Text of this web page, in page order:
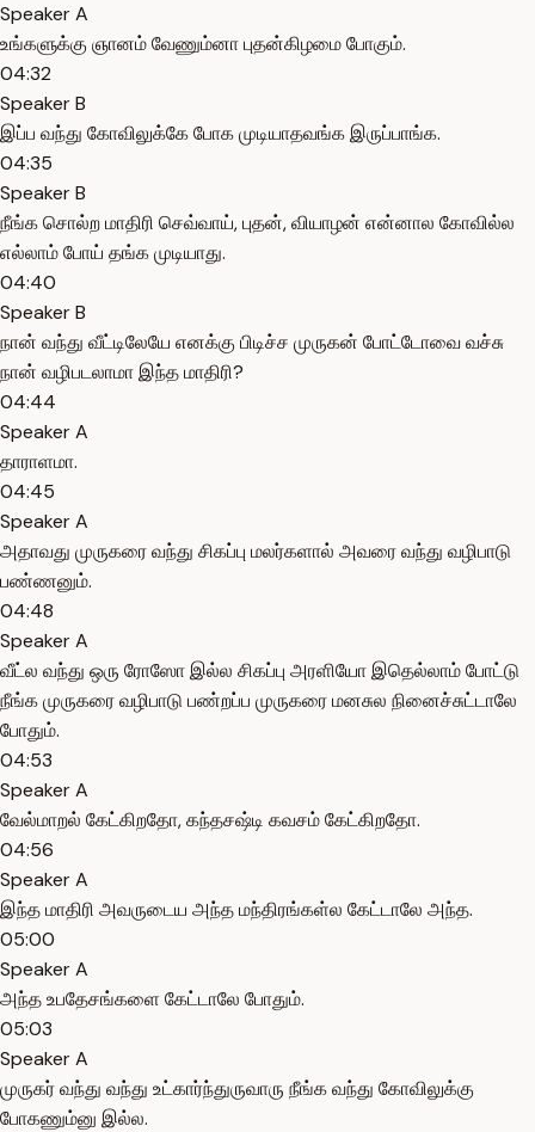
Speaker A
உங்களுக்கு ஞானம் வேணும்னா புதன்கிழமை போகும்.
04:32
Speaker B
இப்ப வந்து கோவிலுக்கே போக முடியாதவங்க இருப்பாங்க.
04:35
Speaker B
நீங்க சொல்ற மாதிரி செவ்வாய், புதன், வியாழன் என்னால கோவில்ல
எல்லாம் போய் தங்க முடியாது.
04:40
Speaker B
நான் வந்து வீட்டிலேயே எனக்கு பிடிச்ச முருகன் போட்டோவை வச்சு
நான் வழிபடலாமா இந்த மாதிரி?
04:44
Speaker A
தாராளமா.
04:45
Speaker A
அதாவது முருகரை வந்து சிகப்பு மலர்களால் அவரை வந்து வழிபாடு
பண்ணனும்.
04:48
Speaker A
வீட்ல வந்து ஒரு ரோஸோ இல்ல சிகப்பு அரளியோ இதெல்லாம் போட்டு
நீங்க முருகரை வழிபாடு பண்றப்ப முருகரை மனசுல நினைச்சுட்டாலே
போதும்.
04:53
Speaker A
வேல்மாறல் கேட்கிறதோ, கந்தசஷ்டி கவசம் கேட்கிறதோ.
04:56
Speaker A
இந்த மாதிரி அவருடைய அந்த மந்திரங்கள்ல கேட்டாலே அந்த.
05:00
Speaker A
அந்த உபதேசங்களை கேட்டாலே போதும்.
05:03
Speaker A
முருகர் வந்து வந்து உட்கார்ந்துருவாரு நீங்க வந்து கோவிலுக்கு
போகணும்னு இல்ல.